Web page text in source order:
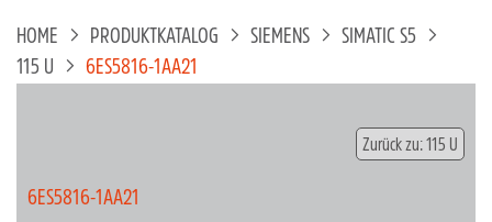
HOME PRODUKTKATALOG SIEMENS
SIMATIC S5
115 U
6ES5816-1AA21
Zurück zu: 115 U
6ES5816-1AA21